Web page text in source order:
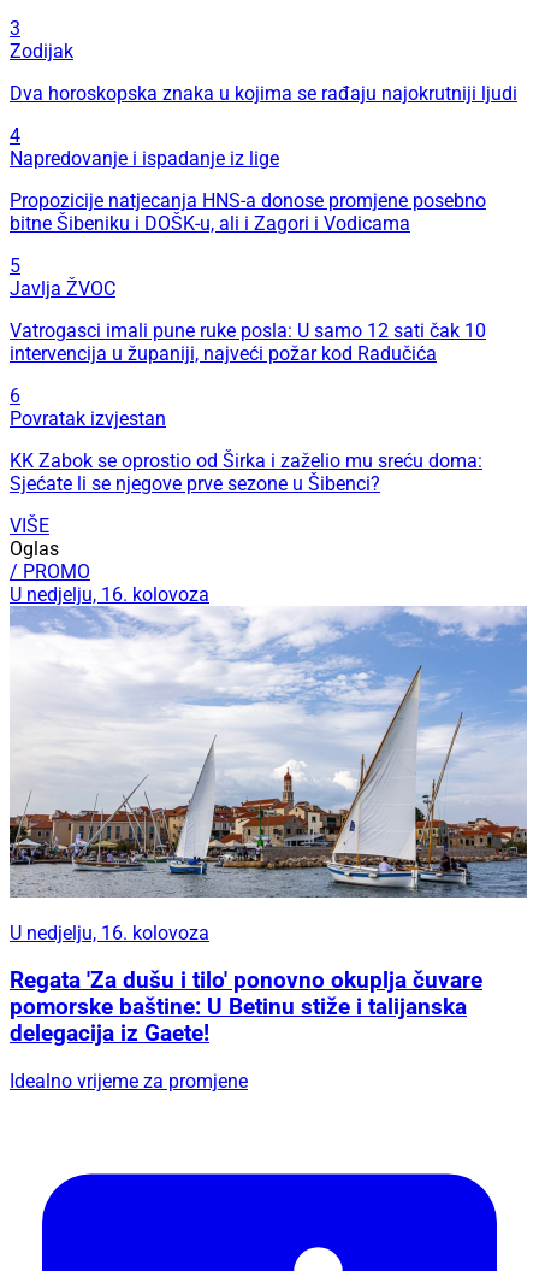
3
Zodijak
Dva horoskopska znaka u kojima se rađaju najokrutniji ljudi
4
Napredovanje i ispadanje iz lige
Propozicije natjecanja HNS-a donose promjene posebno
bitne Šibeniku i DOŠK-u, ali i Zagori i Vodicama
5
Javlja ŽVOC
Vatrogasci imali pune ruke posla: U samo 12 sati čak 10
intervencija u županiji, najveći požar kod Radučića
6
Povratak izvjestan
KK Zabok se oprostio od Širka i zaželio mu sreću doma:
Sjećate li se njegove prve sezone u Šibenci?
VIŠE
Oglas
/ PROMO
U nedjelju, 16. kolovoza
U nedjelju, 16. kolovoza
Regata 'Za dušu i tilo' ponovno okuplja čuvare
pomorske baštine: U Betinu stiže i talijanska
delegacija iz Gaete!
Idealno vrijeme za promjene